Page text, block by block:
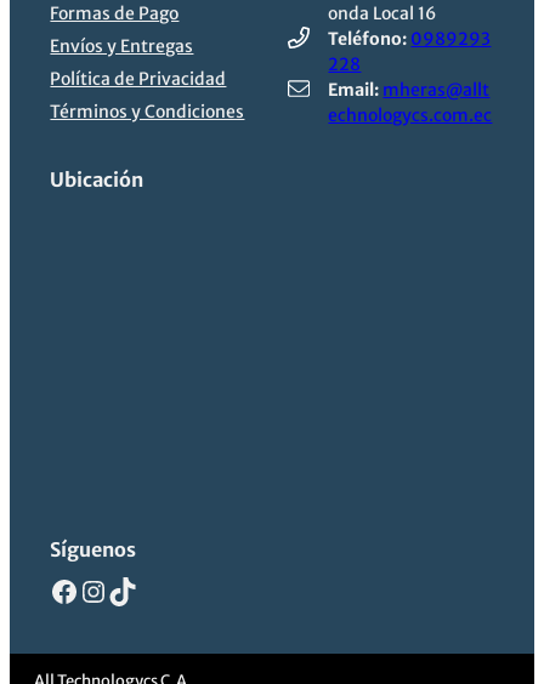
Formas de Pago
Envíos y Entregas
Política de Privacidad
Términos y Condiciones
onda Local 16
Teléfono: 0989293
228
Email: mheras@allt
echnologycs.com.ec
Ubicación
Síguenos
Facebook
Instagram
TikTok